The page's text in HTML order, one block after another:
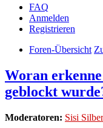
FAQ
Anmelden
Registrieren
Foren-Übersicht
Woran
geblockt
Moderatoren: Sisi